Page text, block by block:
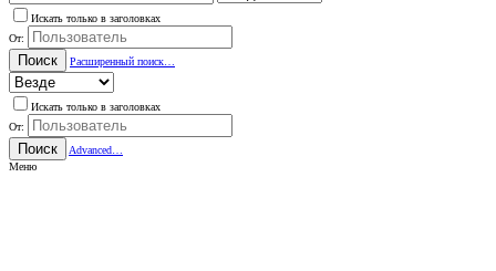
Искать только в заголовках
От:
Поиск Расширенный поиск…
Искать только в заголовках
От:
Поиск
Advanced…
Меню